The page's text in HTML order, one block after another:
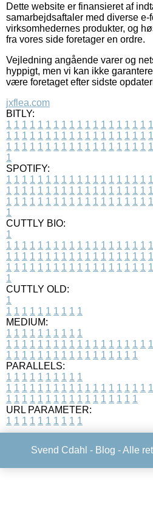
Dette website er finansieret af
samarbejdsaftaler med diverse
virksomhedernes produkter, og
fra vores side foretager en ordre.
Vejledning angående varer og
hyppigt, men vi kan ikke
være foretaget efter sidste
jxflea.com
BITLY:
1 1 1 1 1 1 1 1 1 1 1 1 1 1 1 1 1 1 1
1 1 1 1 1 1 1 1 1 1 1 1 1 1 1 1 1 1 1
1 1 1 1 1 1 1 1 1 1 1 1 1 1 1 1 1 1 1
1
SPOTIFY:
1 1 1 1 1 1 1 1 1 1 1 1 1 1 1 1 1 1 1
1 1 1 1 1 1 1 1 1 1 1 1 1 1 1 1 1 1 1
1 1 1 1 1 1 1 1 1 1 1 1 1 1 1 1 1 1 1
1
CUTTLY BIO:
1
1 1 1 1 1 1 1 1 1 1 1 1 1 1 1 1 1 1 1
1 1 1 1 1 1 1 1 1 1 1 1 1 1 1 1 1 1 1
1 1 1 1 1 1 1 1 1 1 1 1 1 1 1 1 1 1 1
1
CUTTLY OLD:
1
1 1 1 1 1 1 1 1 1 1
MEDIUM:
1 1 1 1 1 1 1 1 1 1
1 1 1 1 1 1 1 1 1 1 1 1 1 1 1 1 1 1 1
1 1 1 1 1 1 1 1 1 1 1 1 1 1 1 1 1
PARALLELS:
1 1 1 1 1 1 1 1 1 1
1 1 1 1 1 1 1 1 1 1 1 1 1 1 1 1 1 1 1
1 1 1 1 1 1 1 1 1 1 1 1 1 1 1 1 1
URL PARAMETER:
1 1 1 1 1 1 1 1 1 1
Svend Cdahl - Blog - Alle